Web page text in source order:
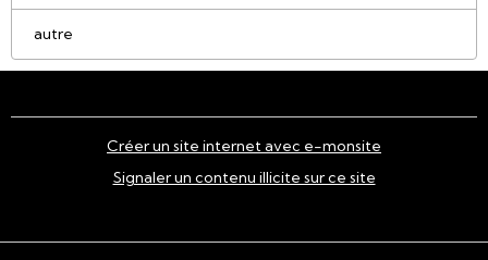
autre
Créer un site internet avec e-monsite
Signaler un contenu illicite sur ce site